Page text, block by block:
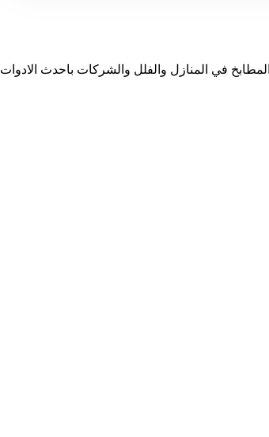
في المنازل والفلل والشركات باحدث الادوات